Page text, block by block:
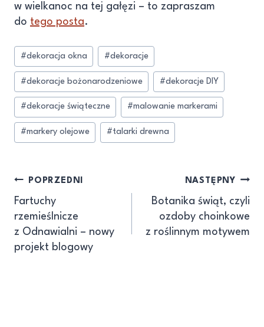
w wielkanoc na tej gałęzi – to zapraszam
do tego posta.
#dekoracja okna #dekoracje
#dekoracje bożonarodzeniowe #dekoracje DIY
#dekoracje świąteczne #malowanie markerami
#markery olejowe #talarki drewna
POPRZEDNI
Fartuchy
rzemieślnicze
z Odnawialni – nowy
projekt blogowy
NASTĘPNY
Botanika świąt, czyli
ozdoby choinkowe
z roślinnym motywem